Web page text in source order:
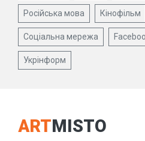
Російська мова Кінофільм
Соціальна мережа
Укрінформ
ARTMISTO